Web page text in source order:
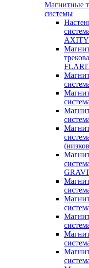
Магнитные
системы
AXITY